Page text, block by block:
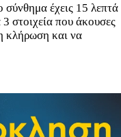
σύνθημα έχεις 15 λεπτά
στοιχεία που άκουσες
κλήρωση και να